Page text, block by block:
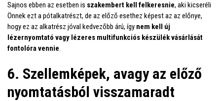
Sajnos ebben az esetben is szakembert kell felkeresnie, aki kicseréli
Önnek ezt a pótalkatrészt, de az előző esethez képest az az előnye,
hogy ez az alkatrész jóval kedvezőbb árú, így nem kell új
lézernyomtató vagy lézeres multifunkciós készülék vásárlását
fontolóra vennie.
6. Szellemképek, avagy az előző
nyomtatásból visszamaradt